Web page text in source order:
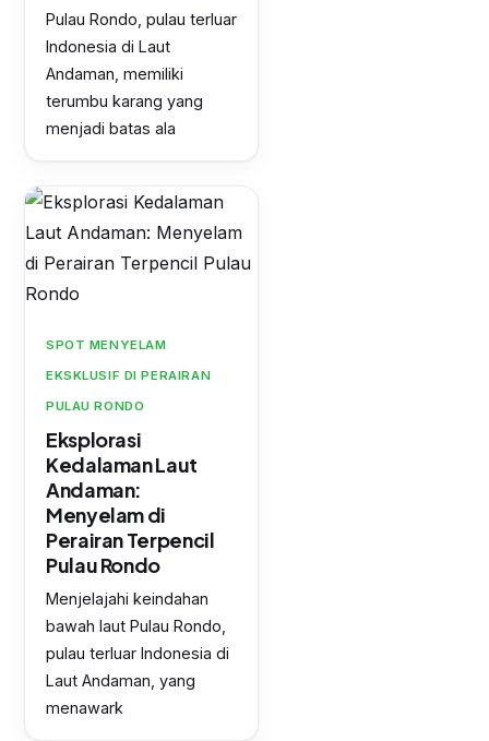
Pulau Rondo, pulau terluar
Indonesia di Laut
Andaman, memiliki
terumbu karang yang
menjadi batas ala
SPOT MENYELAM
EKSKLUSIF DI PERAIRAN
PULAU RONDO
Eksplorasi
Kedalaman Laut
Andaman:
Menyelam di
Perairan Terpencil
Pulau Rondo
Menjelajahi keindahan
bawah laut Pulau Rondo,
pulau terluar Indonesia di
Laut Andaman, yang
menawark